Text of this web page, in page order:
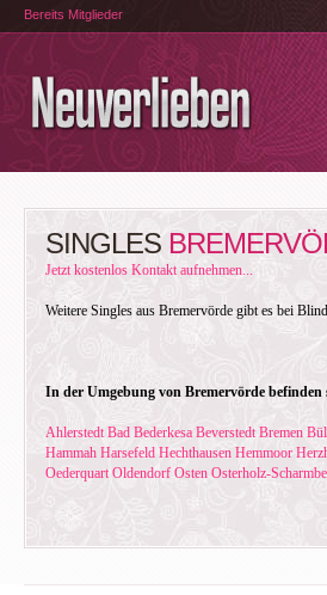
Bereits Mitglieder
SINGLES
Jetzt kostenlos Kontakt aufnehmen...
Weitere Singles aus Bremervörde gibt es bei
In der Umgebung von Bremervörde befinden
Ahlerstedt Bad Bederkesa Beverstedt Bremen
Hammah Harsefeld Hechthausen Hemmoor
Oederquart Oldendorf Osten Osterholz-